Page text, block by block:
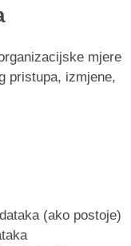
mjere
pristupa, izmjene,
(ako postoje)